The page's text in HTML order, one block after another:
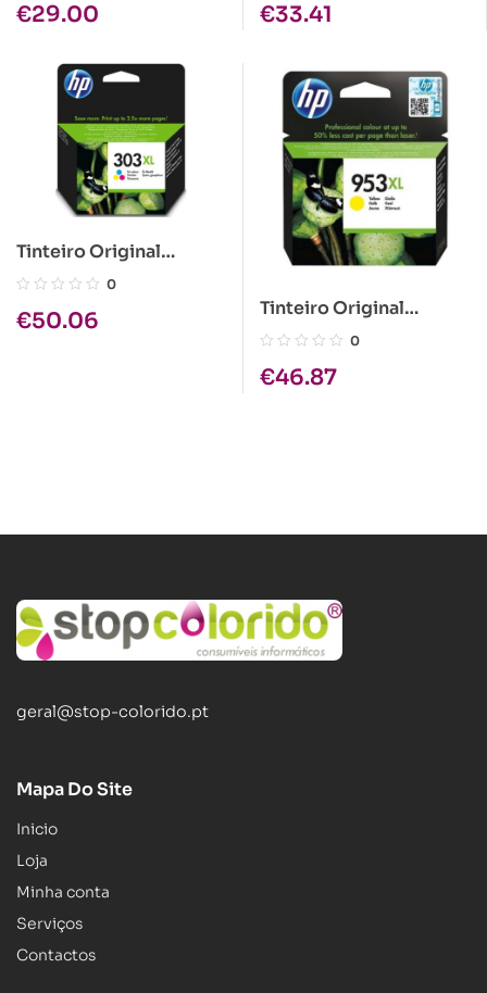
€29.00 €33.41
Tinteiro Original
HP303XL Tricolor
0
€50.06
Tinteiro Original
HP953XL Amarelo
0
€46.87
geral@stop-colorido.pt
Mapa Do Site
Inicio
Loja
Minha conta
Serviços
Contactos